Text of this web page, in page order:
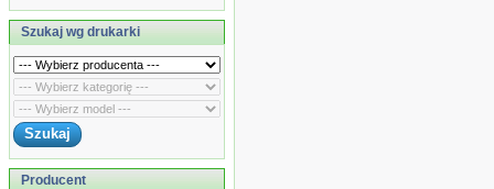
Szukaj wg drukarki
Producent